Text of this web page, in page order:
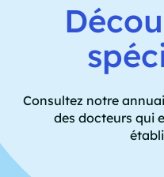
Consultez notre
des docteurs qui